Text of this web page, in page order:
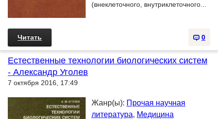
(внеклеточного, внутриклеточного...
0
Читать
Естественные технологии биологических систем
- Александр Уголев
7 октября 2016, 17:49
Жанр(ы): Прочая научная
литература, Медицина